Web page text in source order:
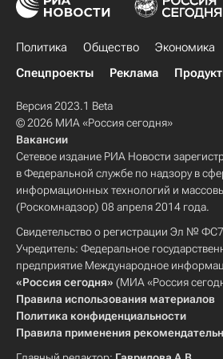
Политика Общество Экономика
Спецпроекты
Реклама
Версия 2023.1 Beta
© 2026 МИА «Россия сегодня»
Вакансии
Сетевое издание РИА Новости
в Федеральной службе по надзору в
информационных технологий и
(Роскомнадзор) 08 апреля 2014 года.
Свидетельство о регистрации Эл №
Учредитель: Федеральное
предприятие Международное
«Россия сегодня» (МИА «Россия
Правила использования материалов
Политика конфиденциальности
Правила применения